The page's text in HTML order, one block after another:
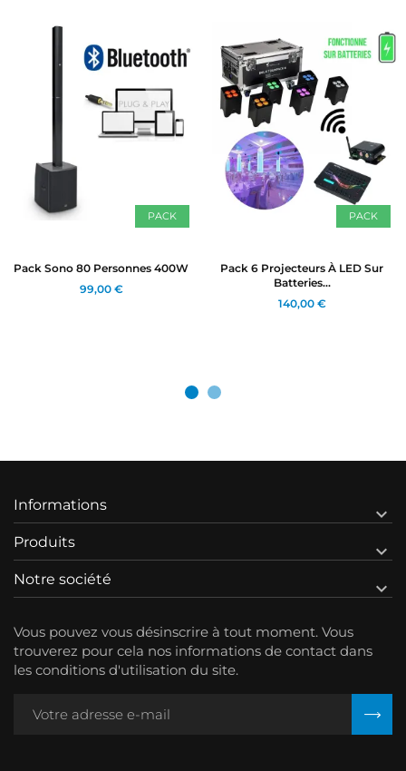
PACK
Pack Sono 80 Personnes 400W
99,00 €
PACK
Pack 6 Projecteurs À LED Sur
Batteries...
140,00 €
Informations 
Produits 
Notre société 
Vous pouvez vous désinscrire à tout moment. Vous
trouverez pour cela nos informations de contact dans
les conditions d'utilisation du site.